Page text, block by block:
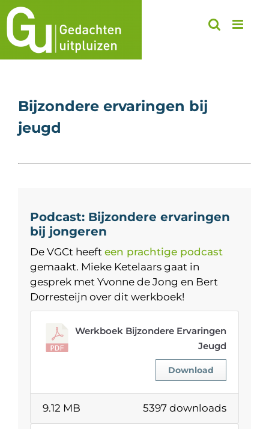
Ga
naar
inhoud
Bijzondere ervaringen bij
jeugd
Podcast: Bijzondere ervaringen
bij jongeren
De VGCt heeft een prachtige podcast
gemaakt. Mieke Ketelaars gaat in
gesprek met Yvonne de Jong en Bert
Dorresteijn over dit werkboek!
Werkboek Bijzondere Ervaringen
Jeugd
Download
5397 downloads
9.12 MB